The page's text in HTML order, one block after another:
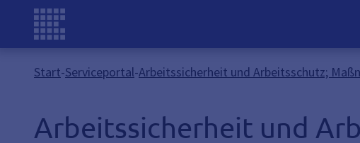
Start-Serviceportal-Arbeitssicherheit und Arbeitsschutz;
Arbeitssicherheit und